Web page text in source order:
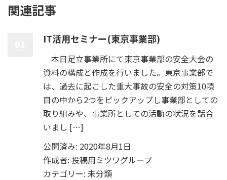
関連記事
IT活用セミナー(東京事業部)
本日足立事業所にて東京事業部の安全大会の
資料の構成と作成を行いました。東京事業部で
は、過去に起こした重大事故の安全の対策10項
目の中から2つをピックアップし事業部としての
取り組みや、事業所としての活動の状況を話合
いまし […]
公開済み: 2020年8月1日
作成者: 投稿用ミツワグループ
カテゴリー: 未分類